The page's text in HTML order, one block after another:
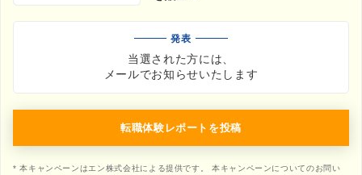
発表
当選された方には、
メールでお知らせいたします
転職体験レポートを投稿
* 本キャンペーンはエン株式会社による提供です。 本キャンペーンについてのお問い